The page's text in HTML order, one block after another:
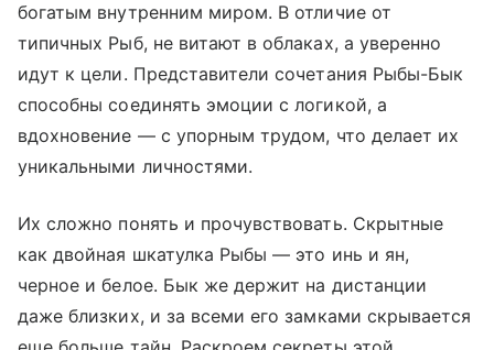
богатым внутренним миром. В отличие от
типичных Рыб, не витают в облаках, а уверенно
идут к цели. Представители сочетания Рыбы-Бык
способны соединять эмоции с логикой, а
вдохновение — с упорным трудом, что делает их
уникальными личностями.
Их сложно понять и прочувствовать. Скрытные
как двойная шкатулка Рыбы — это инь и ян,
черное и белое. Бык же держит на дистанции
даже близких, и за всеми его замками скрывается